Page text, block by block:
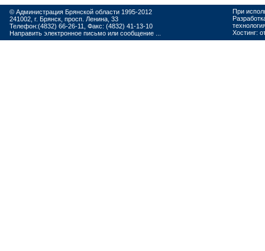
© Администрация Брянской области 1995-2012
241002, г. Брянск, просп. Ленина, 33
Телефон:(4832) 66-26-11, Факс: (4832) 41-13-10
Направить электронное письмо или сообщение ...
При
Хостинг: